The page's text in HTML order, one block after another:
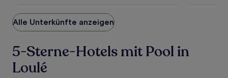
Alle Unterkünfte anzeigen
5-Sterne-Hotels mit Pool in
Loulé